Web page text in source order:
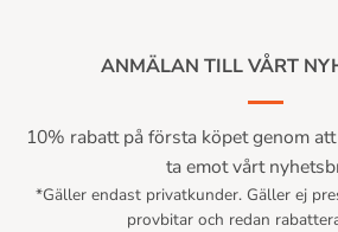
ANMÄLAN TILL VÅRT
10% rabatt på första köpet genom
ta emot vårt
*Gäller endast privatkunder. Gäller ej
provbitar och redan